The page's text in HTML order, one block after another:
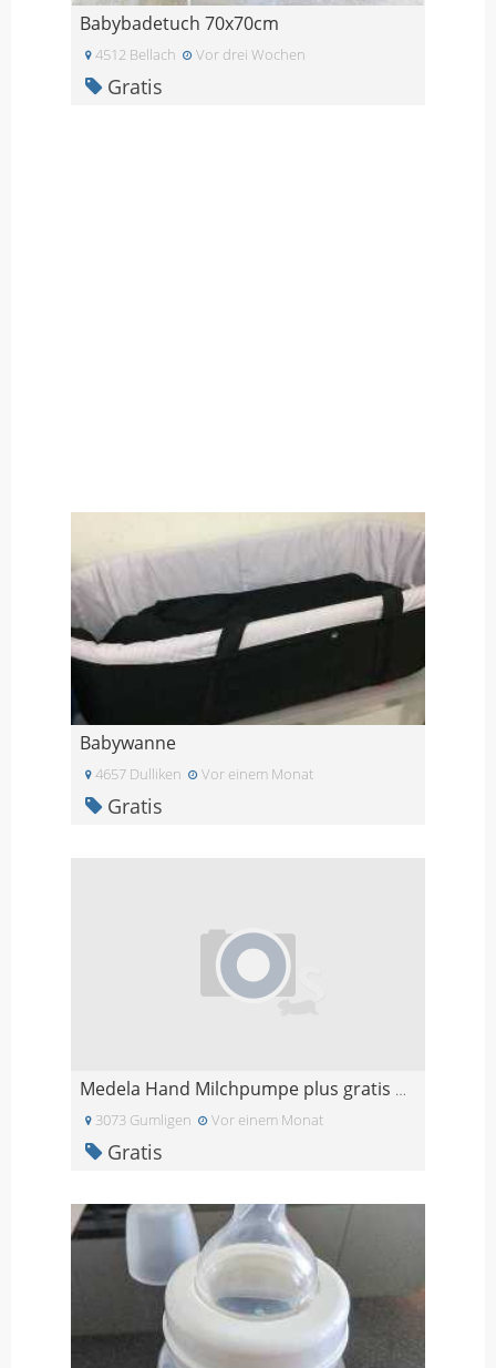
Babybadetuch 70x70cm
4512 Bellach Vor drei Wochen
Gratis
Babywanne
4657 Dulliken Vor einem Monat
Gratis
Medela Hand Milchpumpe plus gratis Medela Flaschen
3073 Gumligen Vor einem Monat
Gratis